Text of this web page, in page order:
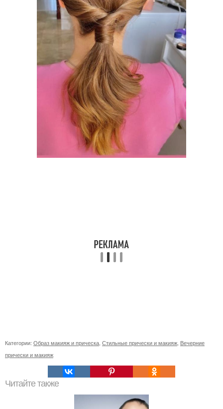
Категории: Образ макияж и прическа Стильные прически и макияж Вечерние
прически и макияж
Читайте также